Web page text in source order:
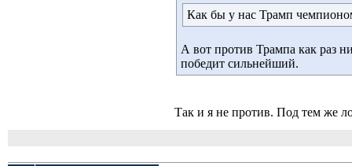
Как бы у нас Трамп
А вот против Трампа как раз
победит сильнейший.
Так и я не против. Под тем же